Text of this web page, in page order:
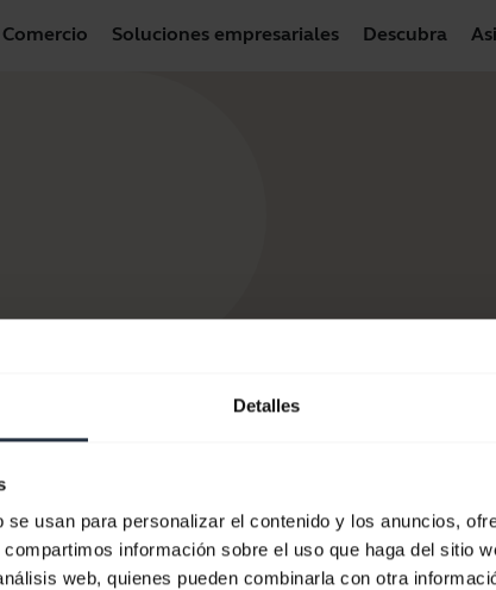
Detalles
usan para personalizar el contenido y los anuncios,
información sobre el uso que haga del sitio
web, quienes pueden combinarla con otra
Comercio Soluciones empresariales Descubra
productos Cómo comprar
Localizador de socios